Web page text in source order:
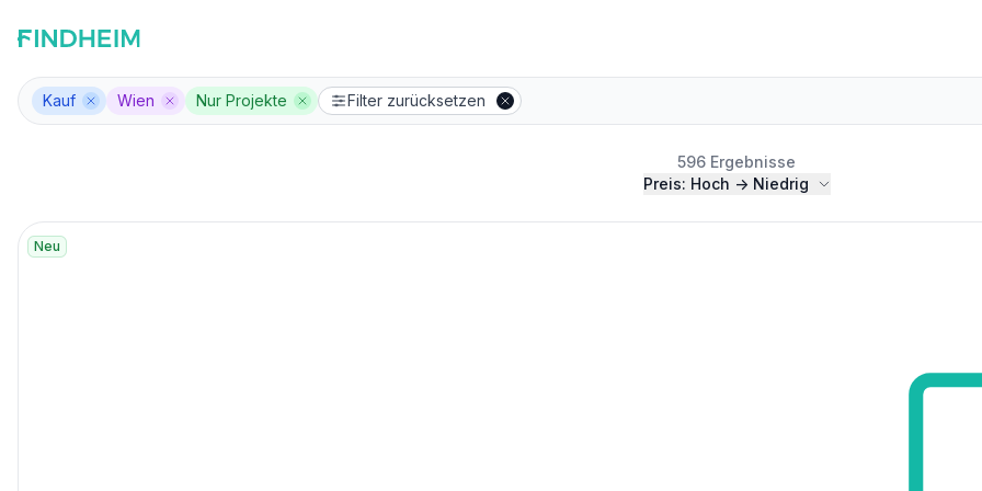
Kauf Filter entfernen
Wien Filter entfernen
Nur Projekte Filter entfernen
Filter zurücksetzen
596 Ergebnisse
Preis: Hoch -> Niedrig
Neu